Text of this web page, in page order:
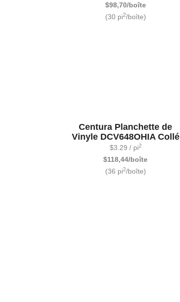
$98,70/boîte
(30 pi2/boîte)
Centura Planchette de
Vinyle DCV648OHIA Collé
$3.29 / pi2
$118,44/boîte
(36 pi2/boîte)